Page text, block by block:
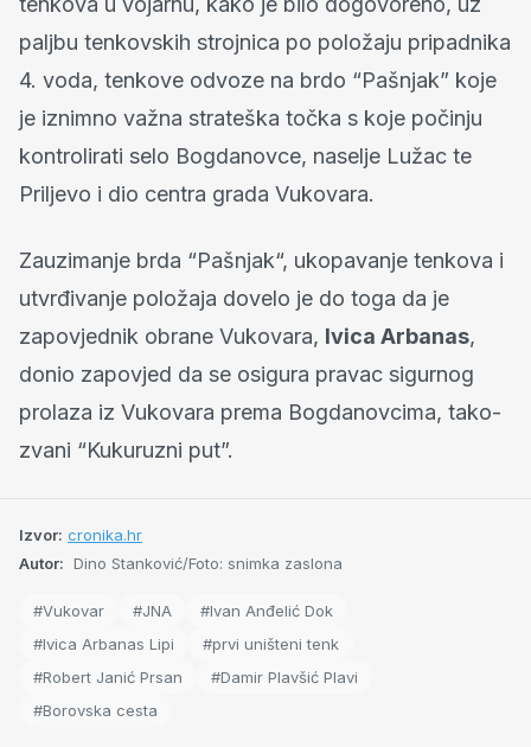
paljbu tenkovskih strojnica po položaju pripadnika
4. voda, tenkove odvoze na brdo “Pašnjak” koje
je iznimno važna strateška točka s koje počinju
kontrolirati selo Bogdanovce, naselje Lužac te
Priljevo i dio centra grada Vukovara.
Zauzimanje brda “Pašnjak“, ukopavanje tenkova i
utvrđivanje položaja dovelo je do toga da je
zapovjednik obrane Vukovara, Ivica Arbanas,
donio zapovjed da se osigura pravac sigurnog
prolaza iz Vukovara prema Bogdanovcima, tako-
zvani “Kukuruzni put”.
Izvor: cronika.hr
Autor: Dino Stanković/Foto: snimka zaslona
#Vukovar #JNA
#Ivan Anđelić Dok
#Ivica Arbanas Lipi
#prvi uništeni tenk
#Robert Janić Prsan
#Damir Plavšić Plavi
#Borovska cesta